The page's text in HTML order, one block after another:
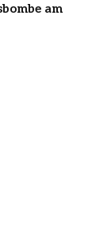
am